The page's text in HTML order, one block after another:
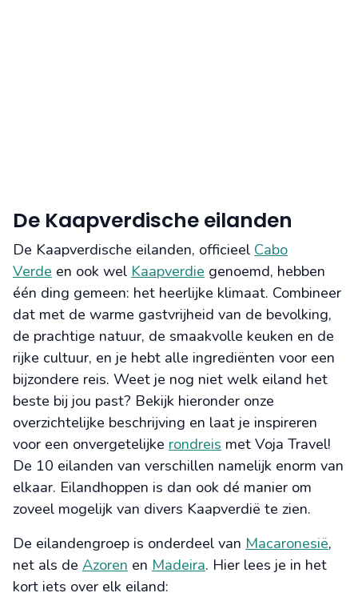
De Kaapverdische eilanden
De Kaapverdische eilanden, officieel Cabo
Verde en ook wel Kaapverdie genoemd, hebben
één ding gemeen: het heerlijke klimaat. Combineer
dat met de warme gastvrijheid van de bevolking,
de prachtige natuur, de smaakvolle keuken en de
rijke cultuur, en je hebt alle ingrediënten voor een
bijzondere reis. Weet je nog niet welk eiland het
beste bij jou past? Bekijk hieronder onze
overzichtelijke beschrijving en laat je inspireren
voor een onvergetelijke rondreis met Voja Travel!
De 10 eilanden van verschillen namelijk enorm van
elkaar. Eilandhoppen is dan ook dé manier om
zoveel mogelijk van divers Kaapverdië te zien.
De eilandengroep is onderdeel van Macaronesië,
net als de Azoren en Madeira. Hier lees je in het
kort iets over elk eiland: